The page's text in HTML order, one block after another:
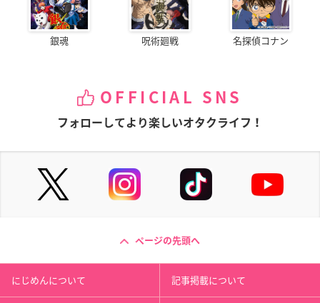
銀魂 呪術廻戦 名探偵コナン
OFFICIAL SNS
フォローしてより楽しいオタクライフ！
ページの先頭へ
にじめんについて 記事掲載について